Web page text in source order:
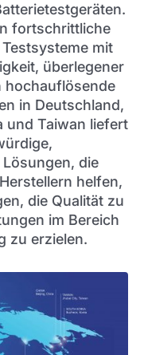
fortschrittliche
mit
überlegener
hochauflösende
in Deutschland,
und Taiwan liefert
die
helfen,
die Qualität zu
im Bereich
zu erzielen.